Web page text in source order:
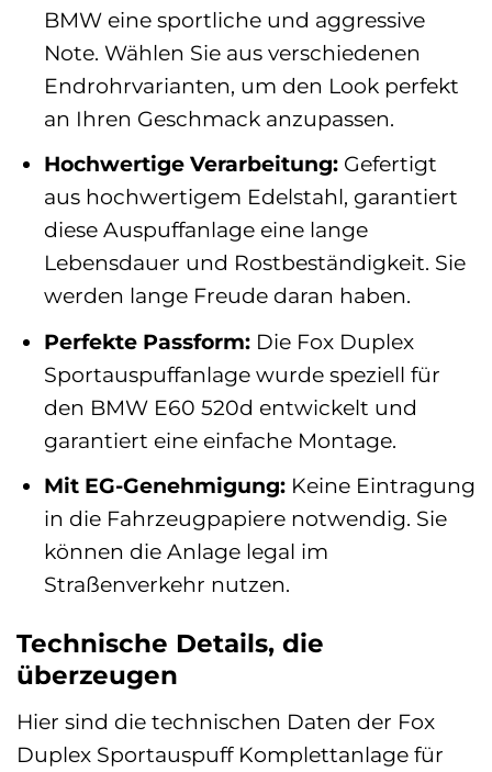
BMW eine sportliche und aggressive
Note. Wählen Sie aus verschiedenen
Endrohrvarianten, um den Look perfekt
an Ihren Geschmack anzupassen.
Hochwertige Verarbeitung:Gefertigt
aus hochwertigem Edelstahl, garantiert
diese Auspuffanlage eine lange
Lebensdauer und Rostbeständigkeit. Sie
werden lange Freude daran haben.
Perfekte Passform:Die Fox Duplex
Sportauspuffanlage wurde speziell für
den BMW E60 520d entwickelt und
garantiert eine einfache Montage.
Mit EG-Genehmigung:Keine Eintragung
in die Fahrzeugpapiere notwendig. Sie
können die Anlage legal im
Straßenverkehr nutzen.
Technische Details, die
überzeugen
Hier sind die technischen Daten der Fox
Duplex Sportauspuff Komplettanlage für